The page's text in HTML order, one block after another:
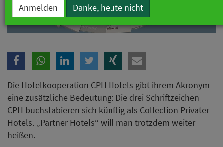
Die Hotelkooperation CPH Hotels gibt ihrem Akronym
eine zusätzliche Bedeutung: Die drei Schriftzeichen
CPH buchstabieren sich künftig als Collection Privater
Hotels. „Partner Hotels“ will man trotzdem weiter
heißen.
Anmelden Danke, heute nicht